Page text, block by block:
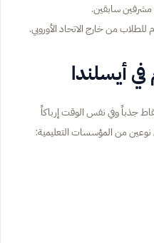
مشرفين سابقين.
أيسلندا
جذباً وفي نفس الوقت إرباكاً
نوعين من المؤسسات التعليمية: